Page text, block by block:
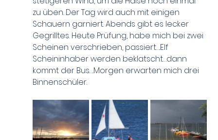
zu üben. Der Tag wird auch mit einigen
Schauern garniert. Abends gibt es lecker
Gegrilltes. Heute Prüfung, habe mich bei zwei
Scheinen verschrieben, passiert….Elf
Scheininhaber werden beklatscht…dann
kommt der Bus….Morgen erwarten mich drei
Binnenschüler.